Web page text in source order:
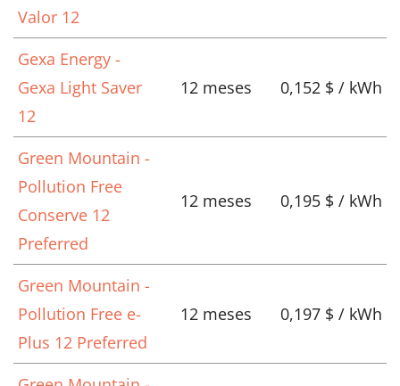
Valor 12
Gexa Energy -
Gexa Light Saver
12
12 meses 0,152 $ / kWh
Green Mountain -
Pollution Free
Conserve 12
Preferred
12 meses 0,195 $ / kWh
Green Mountain -
Pollution Free e-
Plus 12 Preferred
12 meses 0,197 $ / kWh